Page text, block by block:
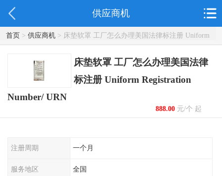
供应商机
首页> 供应商机> 床垫软罩 工厂怎么办理美国法律标注册 Uniform
Registration Number/ URN
床垫软罩 工厂怎么办理美国法律
标注册 Uniform Registration
Number/ URN
888.00元/个 起
注册周期 一个月
服务地区 全国